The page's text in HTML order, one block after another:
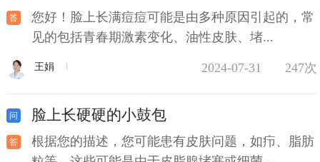
您好！脸上长满痘痘可能是由多种原因引起的，常
见的包括青春期激素变化、油性皮肤、堵...
王娟 2024-07-31 247次
脸上长硬硬的小鼓包
根据您的描述，您可能患有皮肤问题，如疖、脂肪